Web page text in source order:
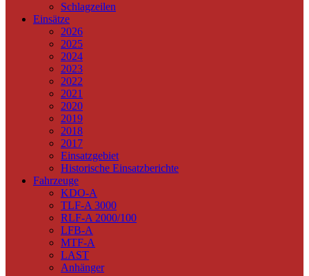
Schlagzeilen
Einsätze
2026
2025
2024
2023
2022
2021
2020
2019
2018
2017
Einsatzgebiet
Historische Einsatzberichte
Fahrzeuge
KDO-A
TLF-A 3000
RLF-A 2000/100
LFB-A
MTF-A
LAST
Anhänger